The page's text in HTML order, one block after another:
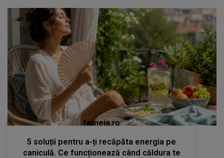
femeia.ro
5 soluții pentru a-ți recăpăta energia pe
caniculă. Ce funcționează când căldura te